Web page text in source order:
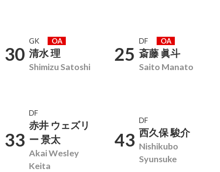
30
GK OA
清水 理
Shimizu Satoshi
25
DF OA
斎藤 眞斗
Saito Manato
33
DF
赤井 ウェズリ
ー 景太
Akai Wesley
Keita
43
DF
西久保 駿介
Nishikubo
Syunsuke